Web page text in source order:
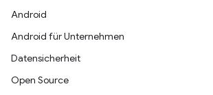
Android
Android für Unternehmen
Datensicherheit
Open Source